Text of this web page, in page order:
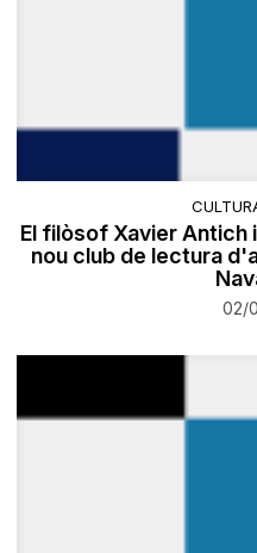
El filòsof Xavier Antich
nou club de lectura
02/